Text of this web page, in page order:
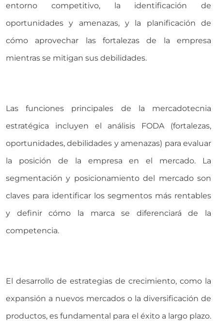
entorno competitivo, la identificación de
oportunidades y amenazas, y la planificación de
cómo aprovechar las fortalezas de la empresa
mientras se mitigan sus debilidades.
Las funciones principales de la mercadotecnia
estratégica incluyen el análisis FODA (fortalezas,
oportunidades, debilidades y amenazas) para evaluar
la posición de la empresa en el mercado. La
segmentación y posicionamiento del mercado son
claves para identificar los segmentos más rentables
y definir cómo la marca se diferenciará de la
competencia.
El desarrollo de estrategias de crecimiento, como la
expansión a nuevos mercados o la diversificación de
productos, es fundamental para el éxito a largo plazo.